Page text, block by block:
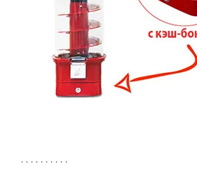
. . . . . . . . . .